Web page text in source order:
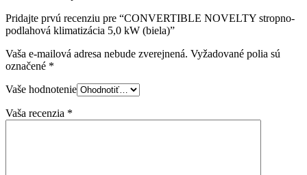
Pridajte prvú recenziu pre “CONVERTIBLE NOVELTY stropno-
podlahová klimatizácia 5,0 kW (biela)”
Vaša e-mailová adresa nebude zverejnená. Vyžadované polia sú
označené *
Vaše hodnotenie
Vaša recenzia *